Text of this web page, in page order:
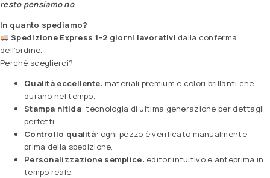
resto pensiamo noi.
In quanto spediamo?
Spedizione Express 1–2 giorni lavorativi dalla conferma
dell’ordine.
Perché sceglierci?
Qualità eccellente: materiali premium e colori brillanti che
durano nel tempo.
Stampa nitida: tecnologia di ultima generazione per dettagli
perfetti.
Controllo qualità: ogni pezzo è verificato manualmente
prima della spedizione.
Personalizzazione semplice: editor intuitivo e anteprima in
tempo reale.